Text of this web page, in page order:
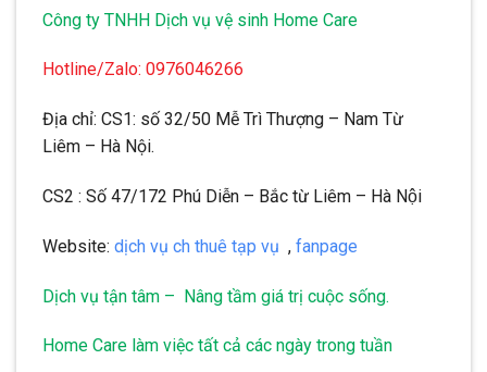
Công ty TNHH Dịch vụ vệ sinh Home Care
Hotline/Zalo: 0976046266
Địa chỉ: CS1: số 32/50 Mễ Trì Thượng – Nam Từ
Liêm – Hà Nội.
CS2 : Số 47/172 Phú Diễn – Bắc từ Liêm – Hà Nội
Website: dịch vụ ch thuê tạp vụ , fanpage
Dịch vụ tận tâm – Nâng tầm giá trị cuộc sống.
Home Care làm việc tất cả các ngày trong tuần